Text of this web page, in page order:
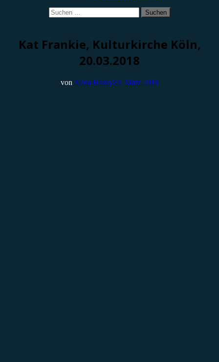
Suchen
nach:
Kat Frankie, Kulturkirche Köln,
20.03.2018
von Alina Hasky23. März 2018